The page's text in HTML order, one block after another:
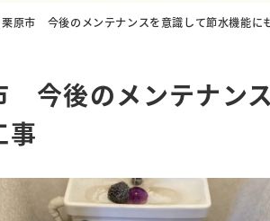
栗原市 今後のメンテナンスを意識して節水機能に
今後のメンテナン
事